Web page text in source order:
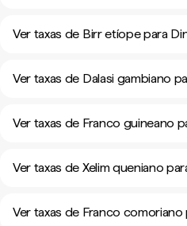
Ver taxas de Birr etíope para
Ver taxas de Dalasi gambiano
Ver taxas de Franco guineano
Ver taxas de Xelim queniano
Ver taxas de Franco comoriano